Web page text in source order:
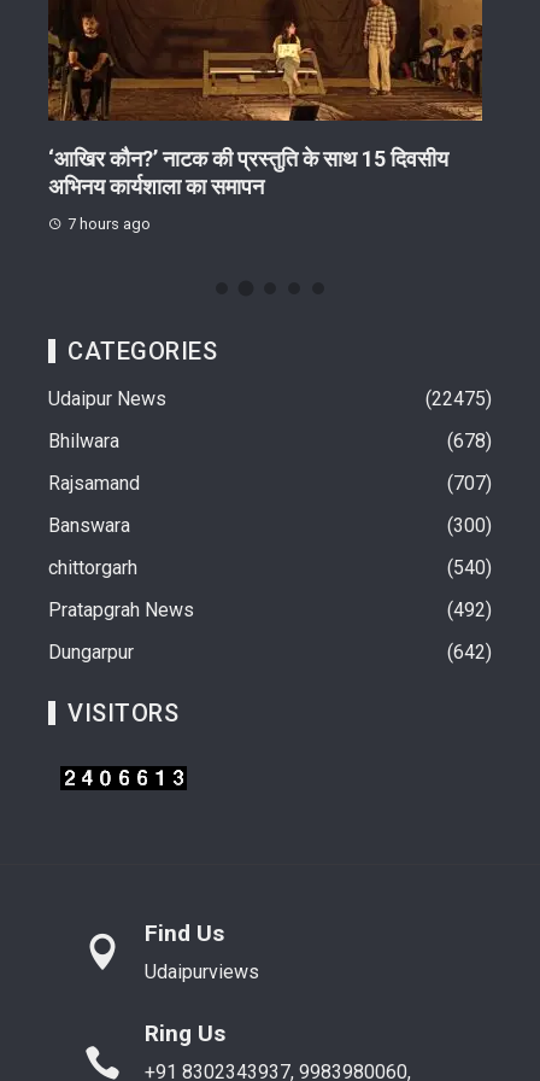
‘आखिर कौन?’ नाटक की प्रस्तुति के साथ 15 दिवसीय
अभिनय कार्यशाला का समापन
7 hours ago
CATEGORIES
Udaipur News
22475
Bhilwara
678
Rajsamand
707
Banswara
300
chittorgarh
540
Pratapgrah News
492
Dungarpur
642
VISITORS
Find Us
Udaipurviews
Ring Us
+91 8302343937, 9983980060,